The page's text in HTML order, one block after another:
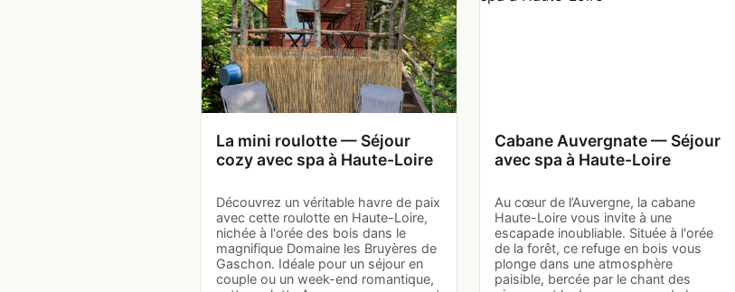
La mini roulotte — Séjour
cozy avec spa à Haute-Loire
Découvrez un véritable havre de paix
avec cette roulotte en Haute-Loire,
nichée à l'orée des bois dans le
magnifique Domaine les Bruyères de
Gaschon. Idéale pour un séjour en
couple ou un week-end romantique,
Cabane Auvergnate — Séjour
avec spa à Haute-Loire
Au cœur de l’Auvergne, la cabane
Haute-Loire vous invite à une
escapade inoubliable. Située à l'orée
de la forêt, ce refuge en bois vous
plonge dans une atmosphère
paisible, bercée par le chant des